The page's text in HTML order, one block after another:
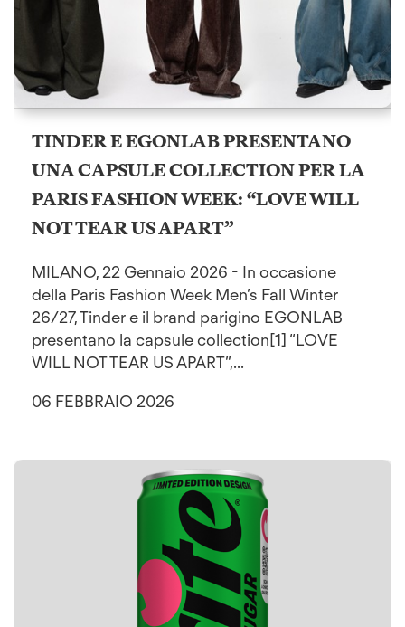
TINDER E EGONLAB PRESENTANO
UNA CAPSULE COLLECTION PER LA
PARIS FASHION WEEK: “LOVE WILL
NOT TEAR US APART”
MILANO, 22 Gennaio 2026 - In occasione
della Paris Fashion Week Men’s Fall Winter
26/27, Tinder e il brand parigino EGONLAB
presentano la capsule collection[1] “LOVE
WILL NOT TEAR US APART”,...
06 FEBBRAIO 2026